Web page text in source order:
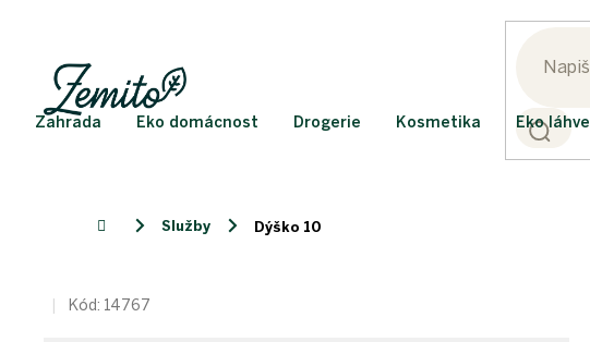
Zahrada Eko domácnost Drogerie Kosmetika Eko láhve
Domů Služby Dýško 10
Kód: 14767